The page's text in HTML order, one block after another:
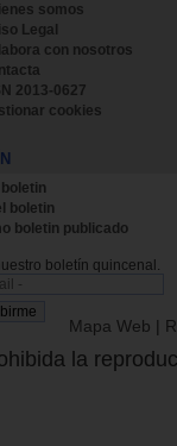
somos
Legal
con nosotros
2013-0627
cookies
boletin
boletin publicado
boletín quincenal.
Mapa Web |
la